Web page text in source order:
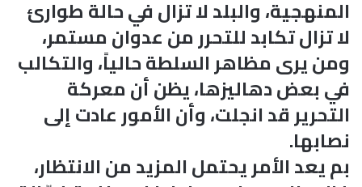
المنهجية، والبلد لا تزال في حالة طوارئ
لا تزال تكابد للتحرر من عدوان مستمر،
ومن يرى مظاهر السلطة حالياً، والتكالب
في بعض دهاليزها، يظن أن معركة
التحرير قد انجلت، وأن الأمور عادت إلى
نصابها.
بم يعد الأمر يحتمل المزيد من الانتظار،